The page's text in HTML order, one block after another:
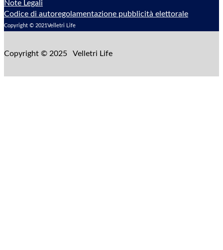
Note Legali
Codice di autoregolamentazione pubblicità elettorale
Copyright © 2021Velletri Life
Copyright © 2025 Velletri Life